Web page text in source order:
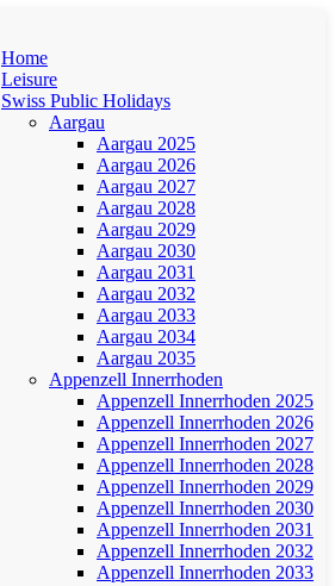
Home
Leisure
Swiss Public Holidays
Aargau
Aargau 2025
Aargau 2026
Aargau 2027
Aargau 2028
Aargau 2029
Aargau 2030
Aargau 2031
Aargau 2032
Aargau 2033
Aargau 2034
Aargau 2035
Appenzell Innerrhoden
Appenzell Innerrhoden 2025
Appenzell Innerrhoden 2026
Appenzell Innerrhoden 2027
Appenzell Innerrhoden 2028
Appenzell Innerrhoden 2029
Appenzell Innerrhoden 2030
Appenzell Innerrhoden 2031
Appenzell Innerrhoden 2032
Appenzell Innerrhoden 2033